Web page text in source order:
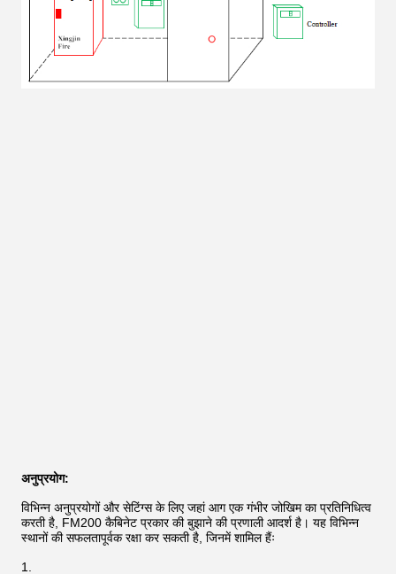
अनुप्रयोग:
विभिन्न अनुप्रयोगों और सेटिंग्स के लिए जहां आग एक गंभीर जोखिम का प्रतिनिधित्व
करती है, FM200 कैबिनेट प्रकार की बुझाने की प्रणाली आदर्श है। यह विभिन्न
स्थानों की सफलतापूर्वक रक्षा कर सकती है, जिनमें शामिल हैंः